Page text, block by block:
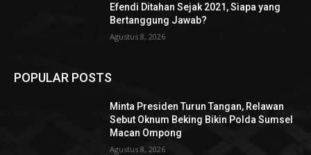
Efendi Ditahan Sejak 2021, Siapa yang
Bertanggung Jawab?
Agustus 8, 2026
POPULAR POSTS
Minta Presiden Turun Tangan, Relawan
Sebut Oknum Beking Bikin Polda Sumsel
Macan Ompong
Agustus 8, 2026